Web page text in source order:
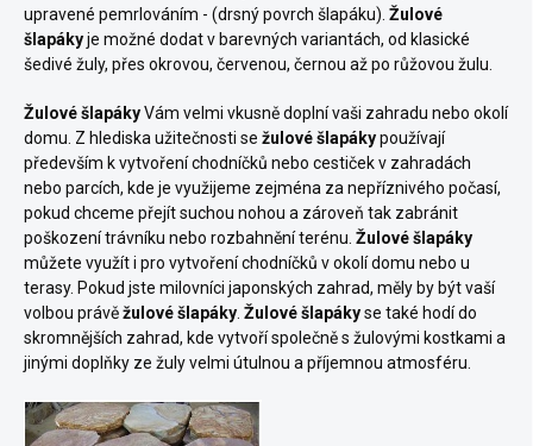
upravené pemrlováním - (drsný povrch šlapáku). Žulové
šlapákyje možné dodat v barevných variantách, od klasické
šedivé žuly, přes okrovou, červenou, černou až po růžovou žulu.
Žulové šlapákyVám velmi vkusně doplní vaši zahradu nebo okolí
domu. Z hlediska užitečnosti se žulové šlapákypoužívají
především k vytvoření chodníčků nebo cestiček v zahradách
nebo parcích, kde je využijeme zejména za nepříznivého počasí,
pokud chceme přejít suchou nohou a zároveň tak zabránit
poškození trávníku nebo rozbahnění terénu. Žulové šlapáky
můžete využít i pro vytvoření chodníčků v okolí domu nebo u
terasy. Pokud jste milovníci japonských zahrad, měly by být vaší
volbou právěžulové šlapáky Žulovéšlapákyse také hodí do
skromnějších zahrad, kde vytvoří společně s žulovými kostkami a
jinými doplňky ze žuly velmi útulnou a příjemnou atmosféru.